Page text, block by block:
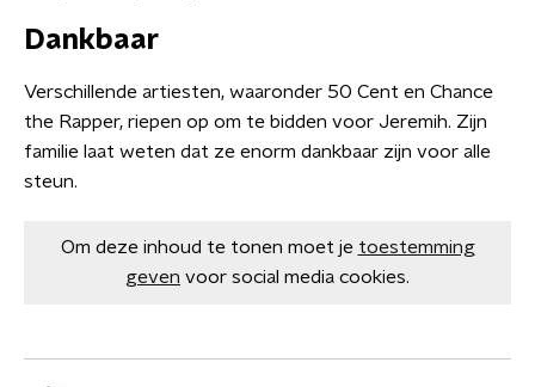
Dankbaar
Verschillende artiesten, waaronder 50 Cent en Chance
the Rapper, riepen op om te bidden voor Jeremih. Zijn
familie laat weten dat ze enorm dankbaar zijn voor alle
steun.
Om deze inhoud te tonen moet je toestemming
geven voor social media cookies.